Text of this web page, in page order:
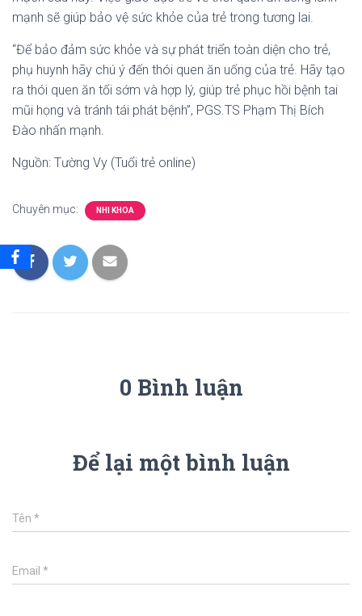
mạnh sẽ giúp bảo vệ sức khỏe của trẻ trong tương lai.
“Để bảo đảm sức khỏe và sự phát triển toàn diện cho trẻ,
phụ huynh hãy chú ý đến thói quen ăn uống của trẻ. Hãy tạo
ra thói quen ăn tối sớm và hợp lý, giúp trẻ phục hồi bệnh tai
mũi họng và tránh tái phát bệnh”, PGS.TS Phạm Thị Bích
Đào nhấn mạnh.
Nguồn: Tường Vy (Tuổi trẻ online)
Chuyên mục: NHI KHOA
0 Bình luận
Để lại một bình luận
Tên *
Email *